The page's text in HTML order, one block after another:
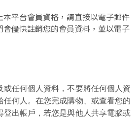
平台會員資格，請直接以電子郵件
儘快註銷您的會員資料，並以電子
或任何個人資料，不要將任何個人資
任何人。在您完成購物、或查看您的
登出帳戶，若您是與他人共享電腦或